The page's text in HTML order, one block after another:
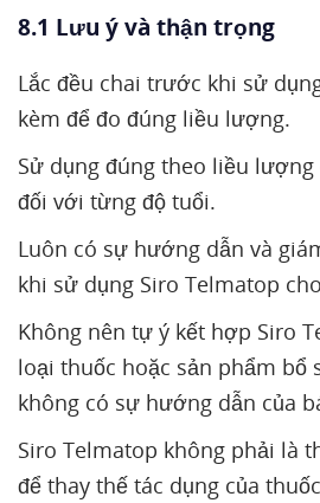
8.1 Lưu ý và thận trọng
Lắc đều chai trước khi sử
kèm để đo đúng liều lượng.
Sử dụng đúng theo liều
đối với từng độ tuổi.
Luôn có sự hướng dẫn và
khi sử dụng Siro Telmatop
Không nên tự ý kết hợp Siro
loại thuốc hoặc sản phẩm bổ
không có sự hướng dẫn của
Siro Telmatop không phải là
để thay thế tác dụng của